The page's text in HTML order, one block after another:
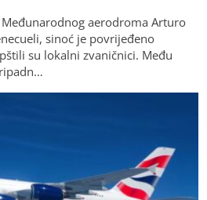
aerodroma Arturo
sinoć je povrijeđeno
su lokalni zvaničnici. Među